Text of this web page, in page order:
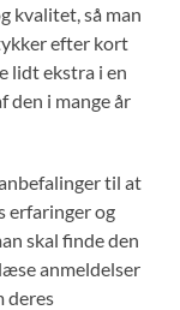
kvalitet, så man
efter kort
lidt ekstra i en
den i mange år
til at
erfaringer og
skal finde den
anmeldelser
deres